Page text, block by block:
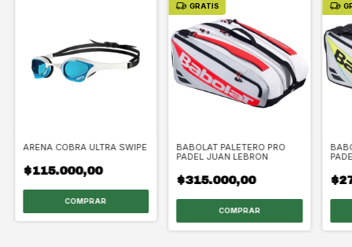
ARENA COBRA ULTRA SWIPE
$115.000,00
GRATIS
BABOLAT PALETERO PRO
PADEL JUAN LEBRON
$315.000,00